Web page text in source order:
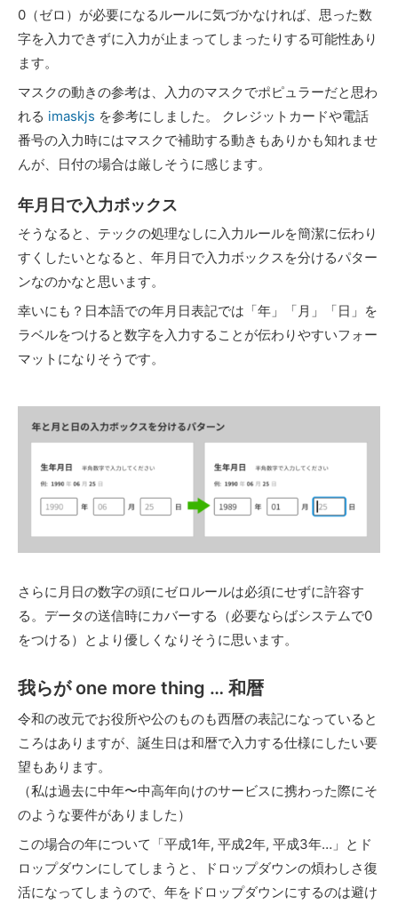
0（ゼロ）が必要になるルールに気づかなければ、思った数
字を入力できずに入力が止まってしまったりする可能性あり
ます。
マスクの動きの参考は、入力のマスクでポピュラーだと思わ
れる imaskjs を参考にしました。 クレジットカードや電話
番号の入力時にはマスクで補助する動きもありかも知れませ
んが、日付の場合は厳しそうに感じます。
年月日で入力ボックス
そうなると、テックの処理なしに入力ルールを簡潔に伝わり
すくしたいとなると、年月日で入力ボックスを分けるパター
ンなのかなと思います。
幸いにも？日本語での年月日表記では「年」「月」「日」を
ラベルをつけると数字を入力することが伝わりやすいフォー
マットになりそうです。
さらに月日の数字の頭にゼロルールは必須にせずに許容す
る。データの送信時にカバーする（必要ならばシステムで0
をつける）とより優しくなりそうに思います。
我らが one more thing … 和暦
令和の改元でお役所や公のものも西暦の表記になっていると
ころはありますが、誕生日は和暦で入力する仕様にしたい要
望もあります。
（私は過去に中年〜中高年向けのサービスに携わった際にそ
のような要件がありました）
この場合の年について「平成1年, 平成2年, 平成3年…」とド
ロップダウンにしてしまうと、ドロップダウンの煩わしさ復
活になってしまうので、年をドロップダウンにするのは避け